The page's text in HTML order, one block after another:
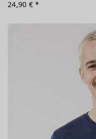
24,90 € *